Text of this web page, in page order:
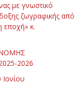
με γνωστικό
ζωγραφικής από
εποχή» κ.
2026